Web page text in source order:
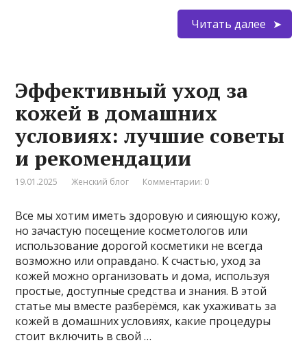
Читать далее
Эффективный уход за
кожей в домашних
условиях: лучшие советы
и рекомендации
19.01.2025 Женский блог Комментарии: 0
Все мы хотим иметь здоровую и сияющую кожу,
но зачастую посещение косметологов или
использование дорогой косметики не всегда
возможно или оправдано. К счастью, уход за
кожей можно организовать и дома, используя
простые, доступные средства и знания. В этой
статье мы вместе разберёмся, как ухаживать за
кожей в домашних условиях, какие процедуры
стоит включить в свой …